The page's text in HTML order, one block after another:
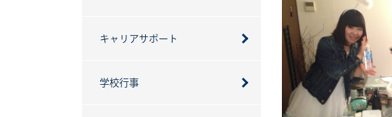
キャリアサポート
学校行事